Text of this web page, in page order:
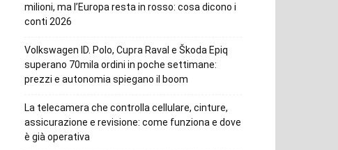
milioni, ma l’Europa resta in rosso: cosa dicono i
conti 2026
Volkswagen ID. Polo, Cupra Raval e Škoda Epiq
superano 70mila ordini in poche settimane:
prezzi e autonomia spiegano il boom
La telecamera che controlla cellulare, cinture,
assicurazione e revisione: come funziona e dove
è già operativa